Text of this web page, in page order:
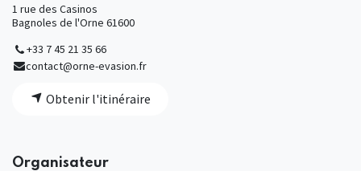
1 rue des Casinos
Bagnoles de l'Orne 61600
+33 7 45 21 35 66
contact@orne-evasion.fr
Obtenir l'itinéraire
Organisateur